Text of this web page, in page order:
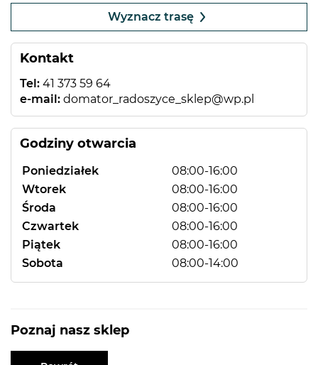
Kontakt
Tel: 41 373 59 64
e-mail: domator_radoszyce_sklep@wp.pl
Godziny otwarcia
Poniedziałek
08:00-16:00
Wtorek
08:00-16:00
Środa
08:00-16:00
Czwartek
08:00-16:00
Piątek
08:00-16:00
Sobota
08:00-14:00
−
Wyznacz trasę
Poznaj nasz sklep